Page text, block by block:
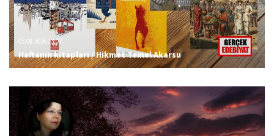
03.08.2026 13:07
Haftanın kitapları / Hikmet Temel Akarsu